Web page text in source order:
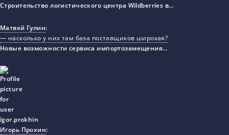
Строительство логистического центра Wildberries в…
Матвей Гулин:
— насколько у них там база поставщиков широкая?
Новые возможности сервиса импортозамещения…
Игорь Прохин: